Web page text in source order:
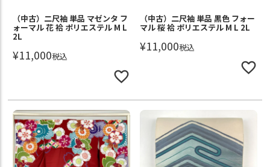
（中古）二尺袖 単品 マゼンタ フ
ォーマル 花 袷 ポリエステル M L
2L
¥11,000税込
（中古）二尺袖 単品 黒色 フォー
マル 桜 袷 ポリエステル M L 2L
¥11,000税込